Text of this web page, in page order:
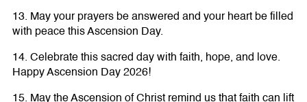
13. May your prayers be answered and your heart be filled
with peace this Ascension Day.
14. Celebrate this sacred day with faith, hope, and love.
Happy Ascension Day 2026!
15. May the Ascension of Christ remind us that faith can lift